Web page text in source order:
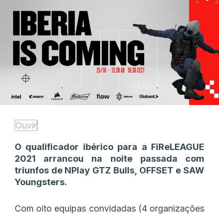
Ouvir
O qualificador ibérico para a FiReLEAGUE
2021 arrancou na noite passada com
triunfos de NPlay GTZ Bulls, OFFSET e SAW
Youngsters.
Com oito equipas convidadas (4 organizações